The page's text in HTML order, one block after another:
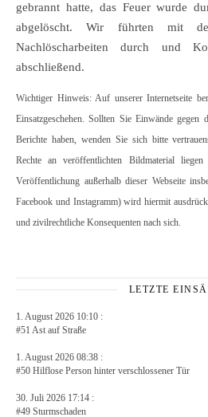
gebrannt hatte, das Feuer wurde
abgelöscht. Wir führten mit
Nachlöscharbeiten durch und
abschließend.
Wichtiger Hinweis: Auf unserer Internetseite
Einsatzgeschehen. Sollten Sie Einwände
Berichte haben, wenden Sie sich bitte
Rechte an veröffentlichten Bildmaterial
Veröffentlichung außerhalb dieser Webseite
Facebook und Instagramm) wird hiermit
und zivilrechtliche Konsequenten nach sich.
LETZTE
1. August 2026 10:10 :
#51 Ast auf Straße
1. August 2026 08:38 :
#50 Hilflose Person hinter verschlossener Tür
30. Juli 2026 17:14 :
#49 Sturmschaden